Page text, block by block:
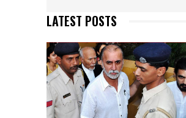
LATEST POSTS